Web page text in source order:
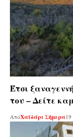
Έτσι
του – Δείτε
ΑπόΧαϊδάρι Σήμερα19